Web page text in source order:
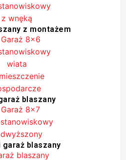
z montażem
blaszany
garaż blaszany